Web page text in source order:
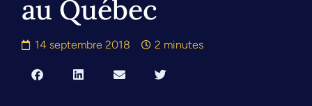
au Québec
14 septembre 2018 2 minutes